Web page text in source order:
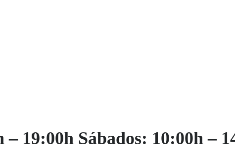
19:00h Sábados: 10:00h –